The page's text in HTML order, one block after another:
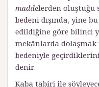
maddelerden oluştuğu
bedeni dışında, yine
edildiğine göre bilinci
mekânlarda dolaşmak
bedeniyle
denir.
Kaba tabiri ile